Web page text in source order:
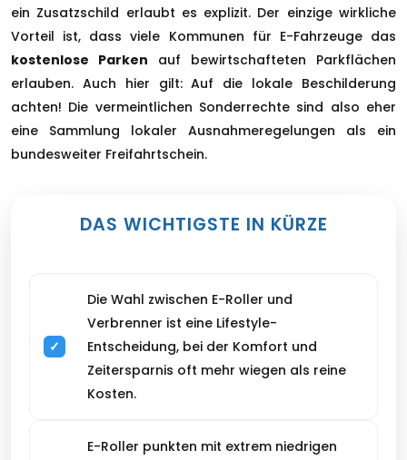
ein Zusatzschild erlaubt es explizit. Der einzige wirkliche
Vorteil ist, dass viele Kommunen für E-Fahrzeuge das
kostenlose Parken auf bewirtschafteten Parkflächen
erlauben. Auch hier gilt: Auf die lokale Beschilderung
achten! Die vermeintlichen Sonderrechte sind also eher
eine Sammlung lokaler Ausnahmeregelungen als ein
bundesweiter Freifahrtschein.
DAS WICHTIGSTE IN KÜRZE
Die Wahl zwischen E-Roller und
Verbrenner ist eine Lifestyle-
Entscheidung, bei der Komfort und
Zeitersparnis oft mehr wiegen als reine
Kosten.
E-Roller punkten mit extrem niedrigen